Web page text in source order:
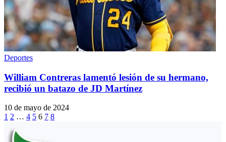
Deportes
William Contreras lamentó lesión de su hermano,
recibió un batazo de JD Martínez
10 de mayo de 2024
1 2 … 4 5 6 7 8